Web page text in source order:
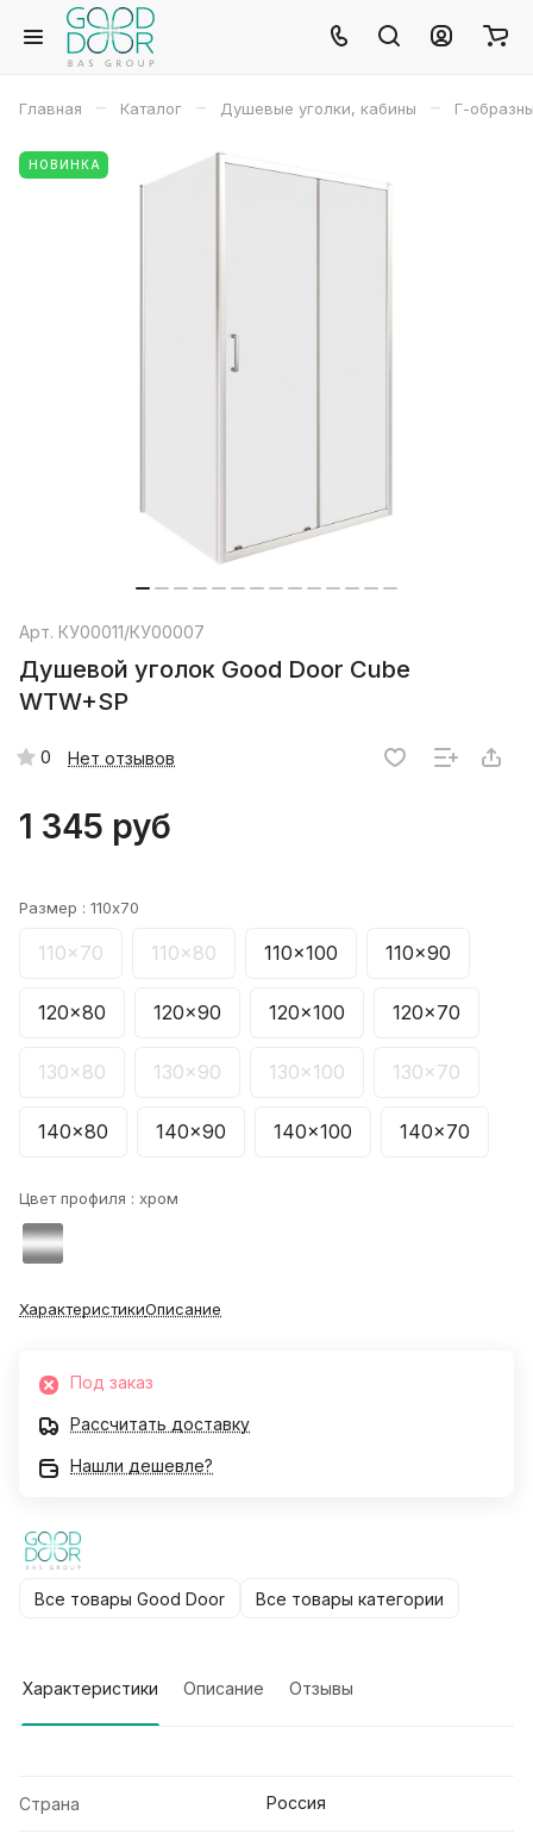
Главная – Каталог – Душевые уголки, кабины – Г-
НОВИНКА
Арт. КУ00011/КУ00007
Душевой уголок Good Door Cube
WTW+SP
0 Нет отзывов
1 345 руб
Размер : 110x70
110x70 110x80 110x100 110x90
120x80 120x90 120x100 120x70
130x80 130x90 130x100 130x70
140x80 140x90 140x100 140x70
Цвет профиля : хром
ХарактеристикиОписание
Под заказ
Рассчитать доставку
Нашли дешевле?
Все товары Good Door Все товары категории
Характеристики Описание Отзывы
Страна Россия